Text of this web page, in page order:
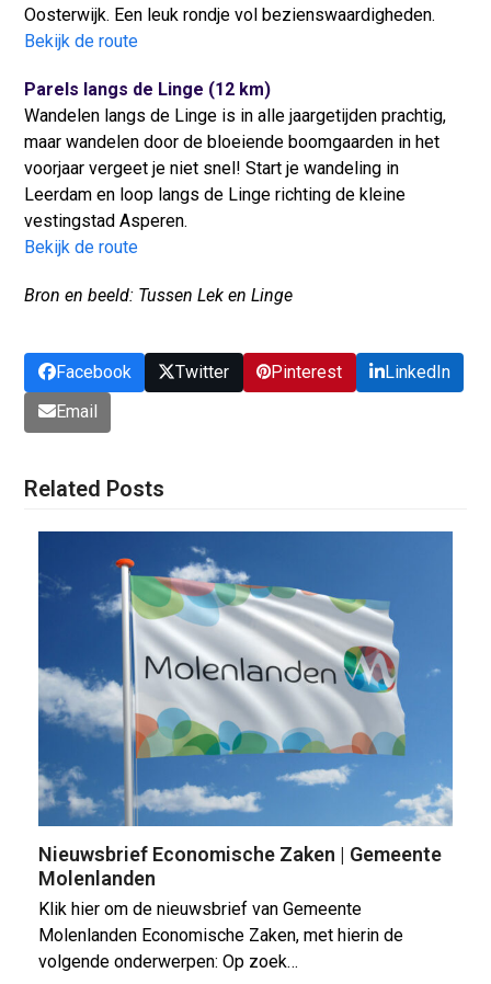
Oosterwijk. Een leuk rondje vol bezienswaardigheden.
Bekijk de route
Parels langs de Linge (12 km)
Wandelen langs de Linge is in alle jaargetijden prachtig,
maar wandelen door de bloeiende boomgaarden in het
voorjaar vergeet je niet snel! Start je wandeling in
Leerdam en loop langs de Linge richting de kleine
vestingstad Asperen.
Bekijk de route
Bron en beeld: Tussen Lek en Linge
Facebook Twitter Pinterest
LinkedIn
Email
Related Posts
Nieuwsbrief Economische Zaken | Gemeente
Molenlanden
Klik hier om de nieuwsbrief van Gemeente
Molenlanden Economische Zaken, met hierin de
volgende onderwerpen: Op zoek…